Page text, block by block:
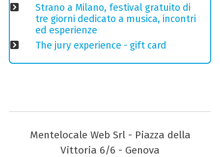
Strano a Milano, festival gratuito di
tre giorni dedicato a musica, incontri
ed esperienze
The jury experience - gift card
Mentelocale Web Srl - Piazza della
Vittoria 6/6 - Genova